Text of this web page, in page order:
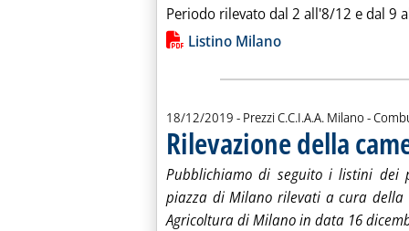
Periodo rilevato dal 2 all'8/12 e dal 9
Lista allegati PDF alla notizia
Listino Milano
18/12/2019 - Prezzi C.C.I.A.A. Milano -
Rilevazione della
Pub­bli­chia­mo di se­gui­to i li­sti­ni dei
piaz­za di Mi­la­no ri­le­va­ti a cu­ra del­la
Agri­col­tu­ra di Mi­la­no in da­ta 16